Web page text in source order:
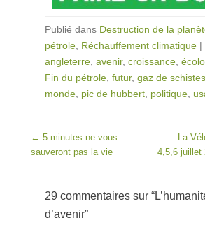
Publié dans Destruction de la
pétrole, Réchauffement climatique |
angleterre, avenir, croissance,
Fin du pétrole, futur, gaz de schistes
monde, pic de hubbert, politique,
Post navigation
← 5 minutes ne vous
sauveront pas la vie
La
4,5,6 juillet
29 commentaires sur “
d’avenir”